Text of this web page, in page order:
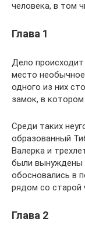
человека, в том
Глава 1
Дело
место
одного из них
замок, в
Среди таких
образованный
Валерка и
были вынуждены
обосновались в
рядом со старой
Глава 2